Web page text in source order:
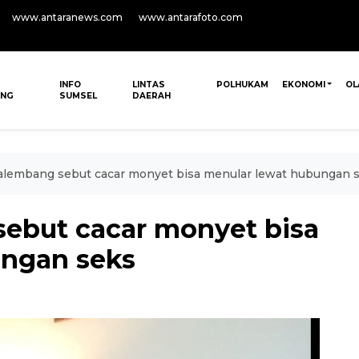
www.antaranews.com www.antarafoto.com
INFO
SUMSEL
LINTAS
DAERAH
POLHUKAM EKONOMI
sebut cacar monyet bisa menular lewat hubungan
cacar monyet bisa
seks